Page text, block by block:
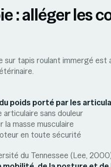
: alléger les
sur tapis roulant immergé est
poids porté par les
sans douleur
masse musculaire
en toute sécurité
du Tennessee (Lee,